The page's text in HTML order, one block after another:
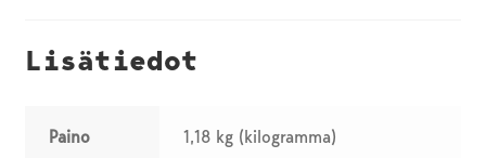
Lisätiedot
Paino 1,18 kg (kilogramma)